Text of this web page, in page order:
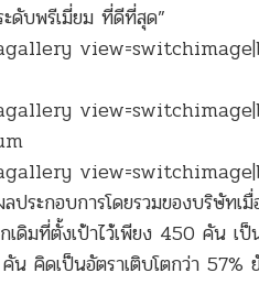
ดับพรีเมี่ยม ที่ดีที่สุด”
ประกอบการโดยรวมของบริษัท
เดิมที่ตั้งเป้าไว้เพียง 450 คัน เ
คิดเป็นอัตราเติบโตกว่า 57%